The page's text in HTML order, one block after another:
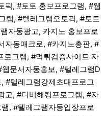
픽, #토토 홍보프로그램, #웹
램, #텔레그램오토픽, #토토
자동광고, 카지노 홍보프로
자동매크로, #카지노총판, #
로그램, #먹튀검증사이트 자
문서자동홍보, #텔레그램D
#텔레그램강제초대프로그
고, #디비해킹프로그램, #자
, #텔레그램자동입장프로